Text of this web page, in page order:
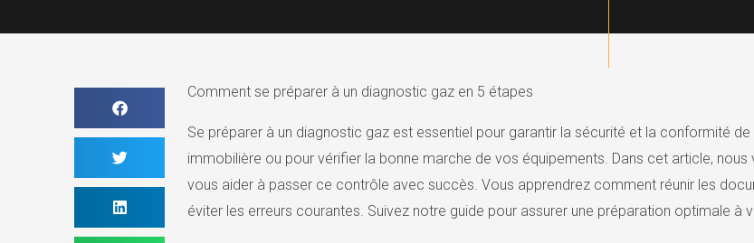
Comment se préparer à un diagnostic gaz en 5 étapes
Se préparer à un diagnostic gaz est essentiel pour garantir la sécurité et la conformité
immobilière ou pour vérifier la bonne marche de vos équipements. Dans cet article,
vous aider à passer ce contrôle avec succès. Vous apprendrez comment réunir les
éviter les erreurs courantes. Suivez notre guide pour assurer une préparation optimale à